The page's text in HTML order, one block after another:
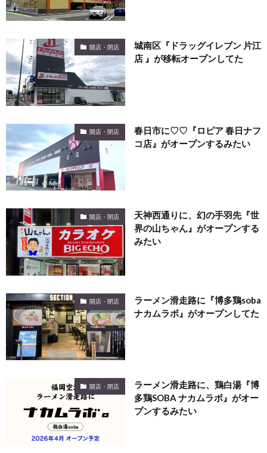
開店・閉店
城南区『ドラッグイレブン 片江
店 』が移転オープンしてた
開店・閉店
春日市に♡♡『ロピア 春日ナフ
コ店』がオープンするみたい
開店・閉店
天神西通りに、幻の手羽先『世
界の山ちゃん』がオープンする
みたい
開店・閉店
ラーメン滑走路に『博多鶏soba
ナカムラボ』がオープンしてた
開店・閉店
ラーメン滑走路に、鶏白湯『博
多鶏SOBA ナカムラボ』がオー
プンするみたい